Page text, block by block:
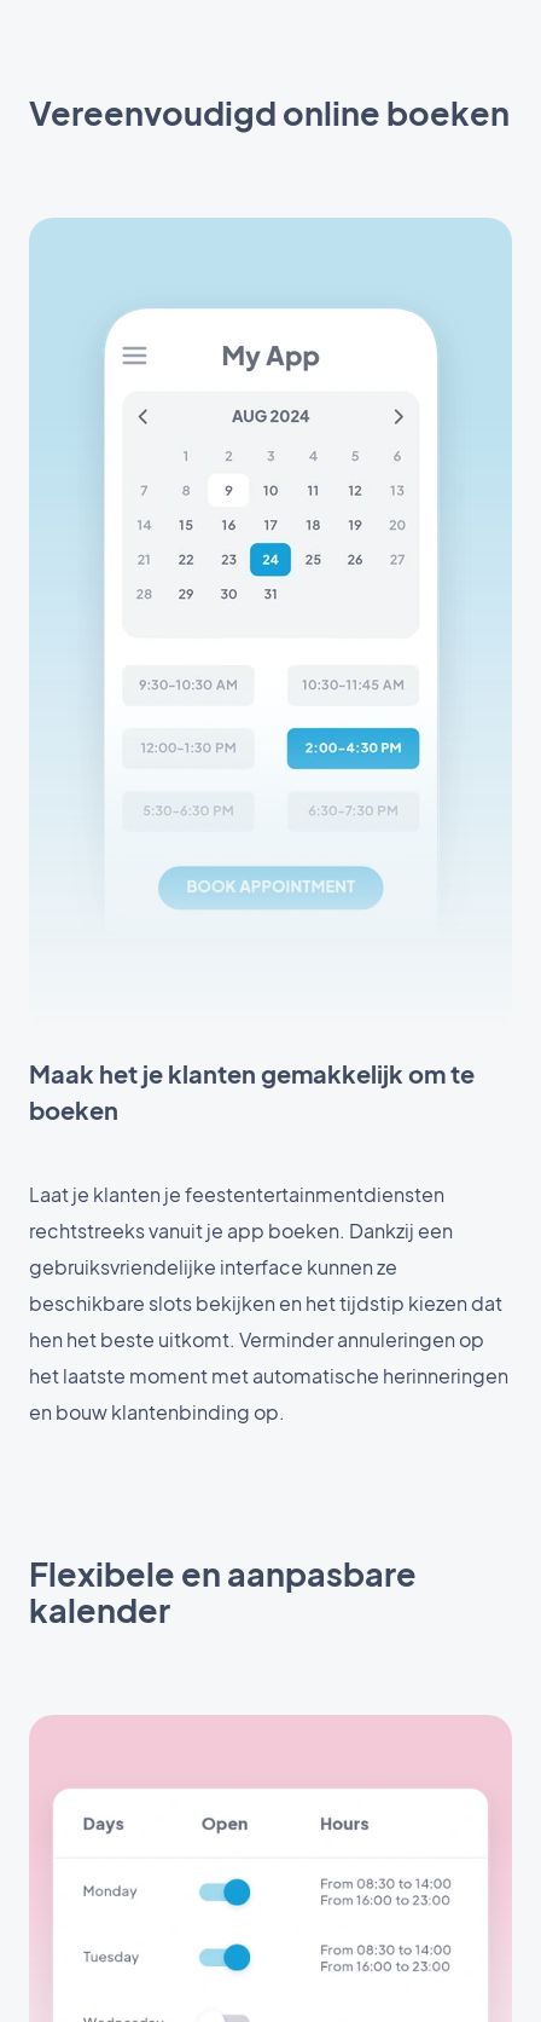
Vereenvoudigd online boeken
Maak het je klanten gemakkelijk om te
boeken
Laat je klanten je feestentertainmentdiensten
rechtstreeks vanuit je app boeken. Dankzij een
gebruiksvriendelijke interface kunnen ze
beschikbare slots bekijken en het tijdstip kiezen dat
hen het beste uitkomt. Verminder annuleringen op
het laatste moment met automatische herinneringen
en bouw klantenbinding op.
Flexibele en aanpasbare
kalender